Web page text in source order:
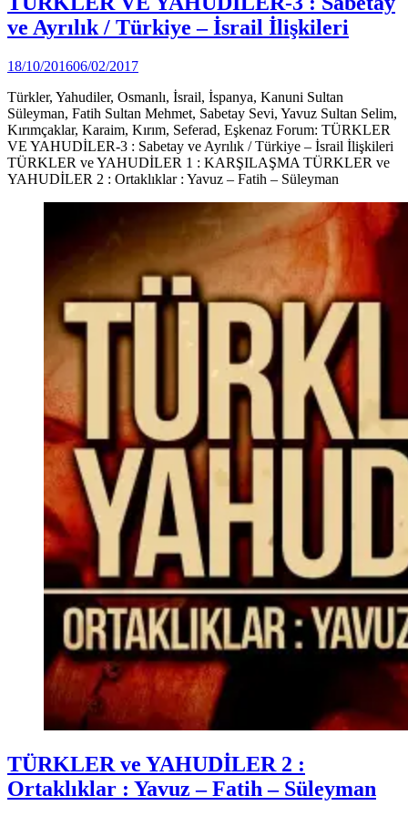
in
(Video)
ve Ayrılık / Türkiye – İsrail İlişkileri
by
18/10/201606/02/2017
Türkler, Yahudiler, Osmanlı, İsrail, İspanya, Kanuni Sultan
Süleyman, Fatih Sultan Mehmet, Sabetay Sevi, Yavuz Sultan Selim,
Kırımçaklar, Karaim, Kırım, Seferad, Eşkenaz Forum: TÜRKLER
VE YAHUDİLER-3 : Sabetay ve Ayrılık / Türkiye – İsrail İlişkileri
TÜRKLER ve YAHUDİLER 1 : KARŞILAŞMA TÜRKLER ve
YAHUDİLER 2 : Ortaklıklar : Yavuz – Fatih – Süleyman
Posted
in
Osmanlı
(Video)
TÜRKLER ve YAHUDİLER 2 :
Ortaklıklar : Yavuz – Fatih – Süleyman